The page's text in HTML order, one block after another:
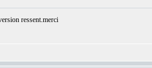
ressent.merci